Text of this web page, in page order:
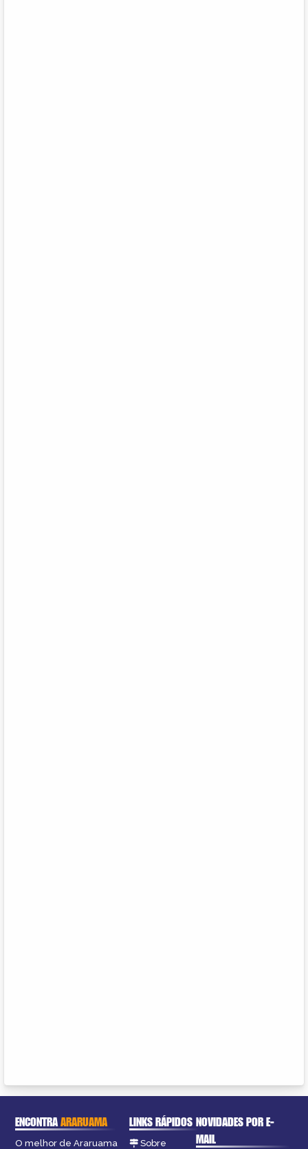
ENCONTRAARARUAMA
O melhor de Araruama
LINKS RÁPIDOS
Sobre
NOVIDADES POR E-
MAIL